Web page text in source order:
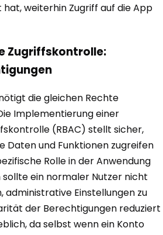
weiterhin Zugriff auf die App
Zugriffskontrolle:
die gleichen Rechte
Implementierung einer
(RBAC) stellt sicher,
Daten und Funktionen zugreifen
Rolle in der Anwendung
ein normaler Nutzer nicht
administrative Einstellungen zu
der Berechtigungen reduziert
da selbst wenn ein Konto